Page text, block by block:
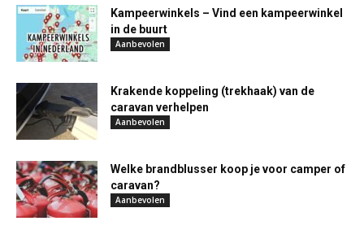
Kampeerwinkels – Vind een kampeerwinkel
in de buurt
Aanbevolen
Krakende koppeling (trekhaak) van de
caravan verhelpen
Aanbevolen
Welke brandblusser koop je voor camper of
caravan?
Aanbevolen